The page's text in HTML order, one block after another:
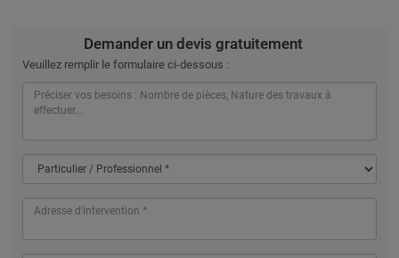
Demander un devis gratuitement
Veuillez remplir le formulaire ci-dessous :